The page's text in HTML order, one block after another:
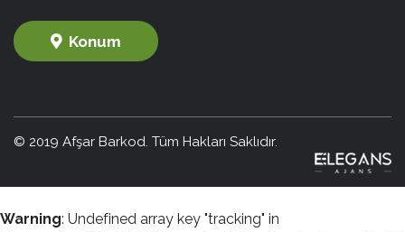
Konum
© 2019 Afşar Barkod. Tüm Hakları Saklıdır.
Warning: Undefined array key "tracking" in